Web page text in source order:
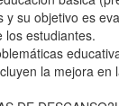
su objetivo es
los estudiantes.
la mejora